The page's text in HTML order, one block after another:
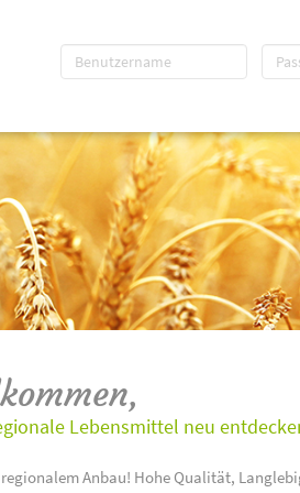
Lebensmittel neu
Anbau! Hohe Qualität,